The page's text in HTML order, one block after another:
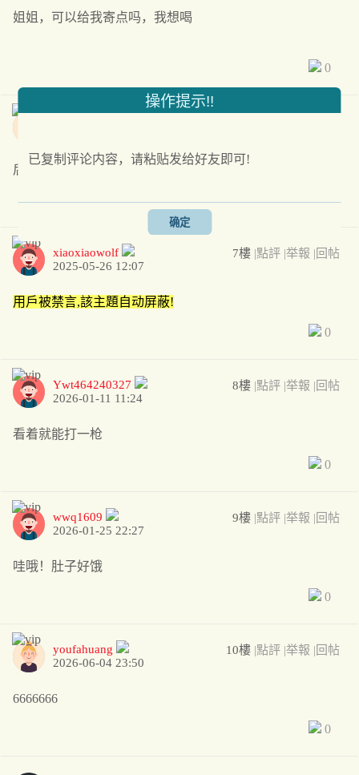
姐姐，可以给我寄点吗，我想喝
0
后续后续
0
7樓 |點評 |举報 |回帖
xiaoxiaowolf
2025-05-26 12:07
用戶被禁言,該主題自动屏蔽!
0
8樓 |點評 |举報 |回帖
Ywt464240327
2026-01-11 11:24
看着就能打一枪
0
9樓 |點評 |举報 |回帖
wwq1609
2026-01-25 22:27
哇哦！肚子好饿
0
10樓 |點評 |举報 |回帖
youfahuang
2026-06-04 23:50
6666666
0
操作提示!!
已复制评论内容，请粘贴发给好友即可!
确定